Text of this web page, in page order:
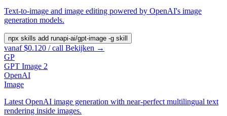
Text-to-image and image editing powered by OpenAI's image
generation models.
npx skills add runapi-ai/gpt-image -g skill
vanaf $0.120 / call Bekijken →
GP
GPT Image 2
OpenAI
Image
Latest OpenAI image generation with near-perfect multilingual text
rendering inside images.